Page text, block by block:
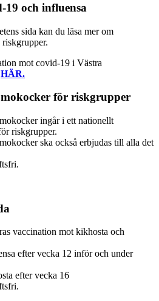
19 och influensa
sida kan du läsa mer om
mot covid-19 i Västra
HÄR.
för riskgrupper
ingår i ett nationellt
riskgrupper.
ska också erbjudas till alla det
vaccination mot kikhosta och
efter vecka 12 inför och under
efter vecka 16